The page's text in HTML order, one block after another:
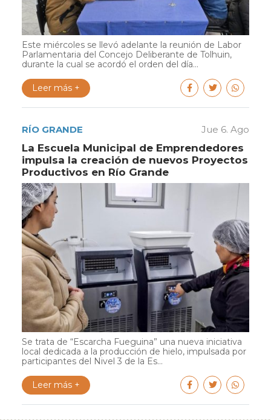
Este miércoles se llevó adelante la reunión de Labor
Parlamentaria del Concejo Deliberante de Tolhuin,
durante la cual se acordó el orden del día...
Leer más +
RÍO GRANDE Jue 6. Ago
La Escuela Municipal de Emprendedores
impulsa la creación de nuevos Proyectos
Productivos en Río Grande
Se trata de “Escarcha Fueguina” una nueva iniciativa
local dedicada a la producción de hielo, impulsada por
participantes del Nivel 3 de la Es...
Leer más +